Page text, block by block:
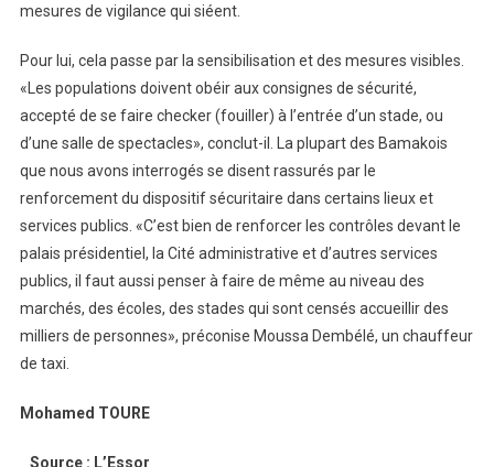
mesures de vigilance qui siéent.
Pour lui, cela passe par la sensibilisation et des mesures visibles.
«Les populations doivent obéir aux consignes de sécurité,
accepté de se faire checker (fouiller) à l’entrée d’un stade, ou
d’une salle de spectacles», conclut-il. La plupart des Bamakois
que nous avons interrogés se disent rassurés par le
renforcement du dispositif sécuritaire dans certains lieux et
services publics. «C’est bien de renforcer les contrôles devant le
palais présidentiel, la Cité administrative et d’autres services
publics, il faut aussi penser à faire de même au niveau des
marchés, des écoles, des stades qui sont censés accueillir des
milliers de personnes», préconise Moussa Dembélé, un chauffeur
de taxi.
Mohamed TOURE
Source : L’Essor